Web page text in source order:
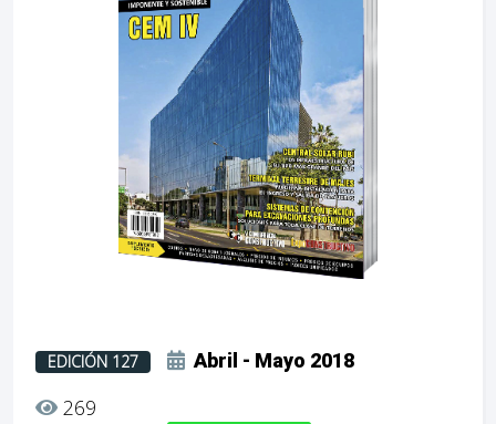
EDICIÓN 127 Abril - Mayo 2018
269